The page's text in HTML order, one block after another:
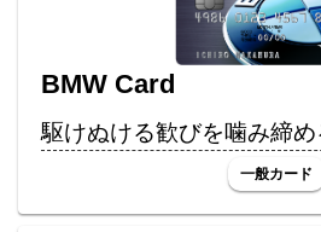
BMW Card
駆けぬける歓びを噛み締め
一般カード